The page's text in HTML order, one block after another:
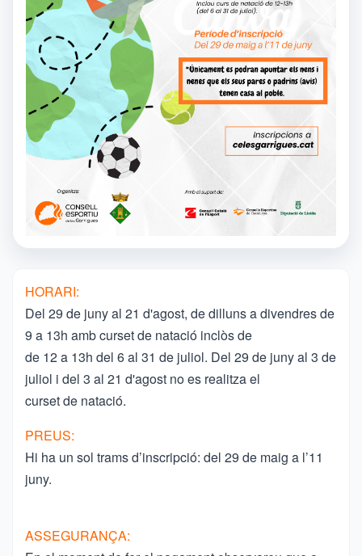
HORARI:
Del 29 de juny al 21 d'agost, de dilluns a divendres de
9 a 13h amb curset de natació inclòs de
de 12 a 13h del 6 al 31 de juliol. Del 29 de juny al 3 de
juliol i del 3 al 21 d'agost no es realitza el
curset de natació.
PREUS:
Hi ha un sol trams d’inscripció: del 29 de maig a l’11
juny.
ASSEGURANÇA: